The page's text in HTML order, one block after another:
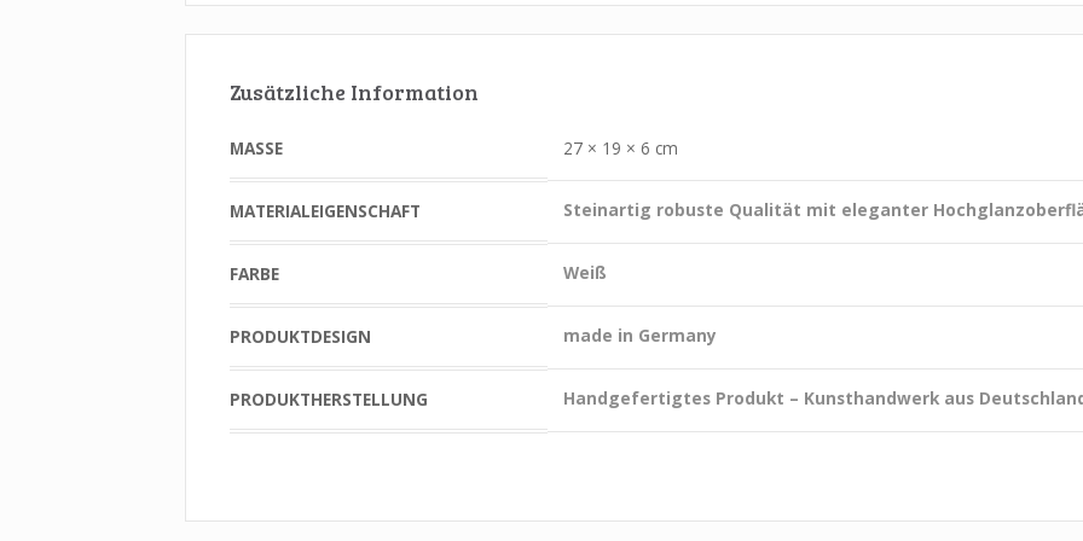
Zusätzliche Information
MASSE 27 × 19 × 6 cm
MATERIALEIGENSCHAFT Steinartig robuste Qualität mit eleganter
FARBE Weiß
PRODUKTDESIGN made in Germany
PRODUKTHERSTELLUNG Handgefertigtes Produkt – Kunsthandwerk aus